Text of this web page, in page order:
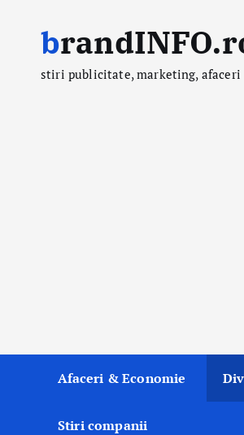
stiri publicitate, marketing, afaceri
Afaceri & Economie
Stiri companii